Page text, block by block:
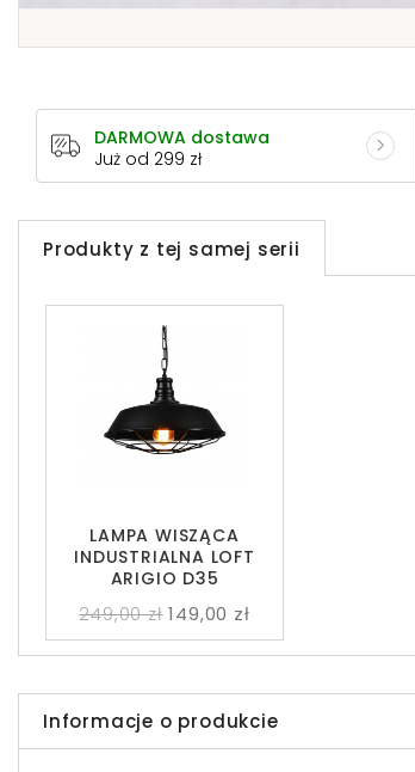
DARMOWA dostawa
Już od 299 zł
Produkty z tej samej serii
LAMPA WISZĄCA
INDUSTRIALNA LOFT
ARIGIO D35
249,00 zł 149,00 zł
Informacje o produkcie